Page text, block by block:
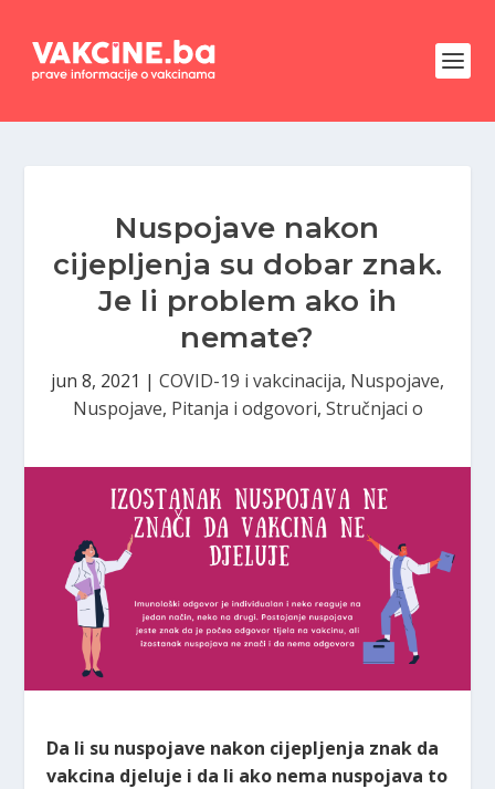
Nuspojave nakon
cijepljenja su dobar znak.
Je li problem ako ih
nemate?
jun 8, 2021 | COVID-19 i vakcinacija, Nuspojave,
Nuspojave, Pitanja i odgovori, Stručnjaci o
Da li su nuspojave nakon cijepljenja znak da
vakcina djeluje i da li ako nema nuspojava to